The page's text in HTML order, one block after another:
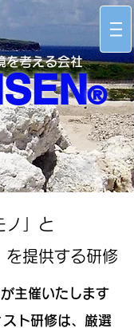
®
を考える会社
ノ」と
供する研修
主催いたします
ト研修は、厳選